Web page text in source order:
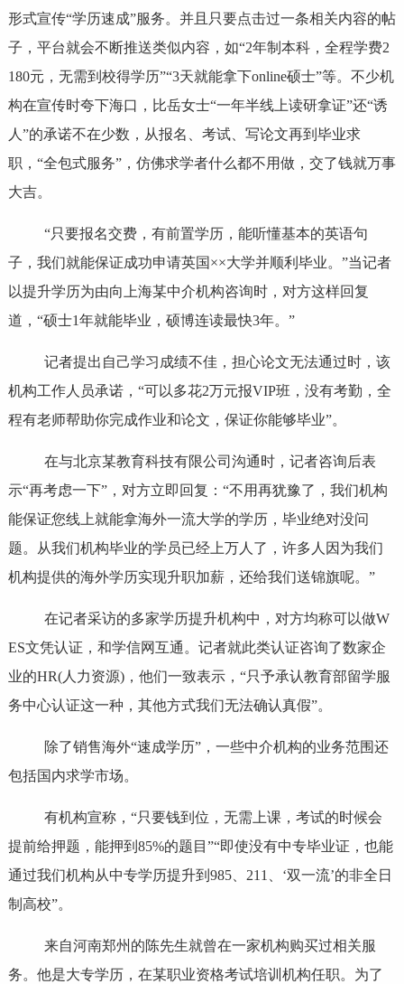
形式宣传“学历速成”服务。并且只要点击过一条相关内容的帖
子，平台就会不断推送类似内容，如“2年制本科，全程学费2
180元，无需到校得学历”“3天就能拿下online硕士”等。不少机
构在宣传时夸下海口，比岳女士“一年半线上读研拿证”还“诱
人”的承诺不在少数，从报名、考试、写论文再到毕业求
职，“全包式服务”，仿佛求学者什么都不用做，交了钱就万事
大吉。
“只要报名交费，有前置学历，能听懂基本的英语句
子，我们就能保证成功申请英国××大学并顺利毕业。”当记者
以提升学历为由向上海某中介机构咨询时，对方这样回复
道，“硕士1年就能毕业，硕博连读最快3年。”
记者提出自己学习成绩不佳，担心论文无法通过时，该
机构工作人员承诺，“可以多花2万元报VIP班，没有考勤，全
程有老师帮助你完成作业和论文，保证你能够毕业”。
在与北京某教育科技有限公司沟通时，记者咨询后表
示“再考虑一下”，对方立即回复：“不用再犹豫了，我们机构
能保证您线上就能拿海外一流大学的学历，毕业绝对没问
题。从我们机构毕业的学员已经上万人了，许多人因为我们
机构提供的海外学历实现升职加薪，还给我们送锦旗呢。”
在记者采访的多家学历提升机构中，对方均称可以做W
ES文凭认证，和学信网互通。记者就此类认证咨询了数家企
业的HR(人力资源)，他们一致表示，“只予承认教育部留学服
务中心认证这一种，其他方式我们无法确认真假”。
除了销售海外“速成学历”，一些中介机构的业务范围还
包括国内求学市场。
有机构宣称，“只要钱到位，无需上课，考试的时候会
提前给押题，能押到85%的题目”“即使没有中专毕业证，也能
通过我们机构从中专学历提升到985、211、‘双一流’的非全日
制高校”。
来自河南郑州的陈先生就曾在一家机构购买过相关服
务。他是大专学历，在某职业资格考试培训机构任职。为了